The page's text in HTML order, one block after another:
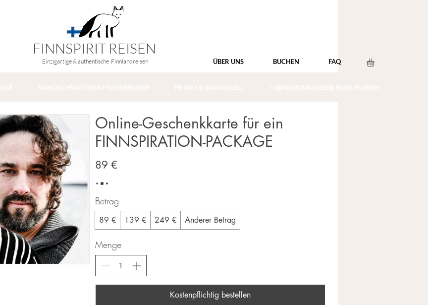
FINNSPIRIT REISEN
Einzigartige & authentische Finnlandreisen ÜBER UNS BUCHEN FAQ
Online-Geschenkkarte für ein
FINNSPIRATION-PACKAGE
89 €
Betrag
89 € 139 € 249 € Anderer Betrag
Menge
Kostenpflichtig bestellen